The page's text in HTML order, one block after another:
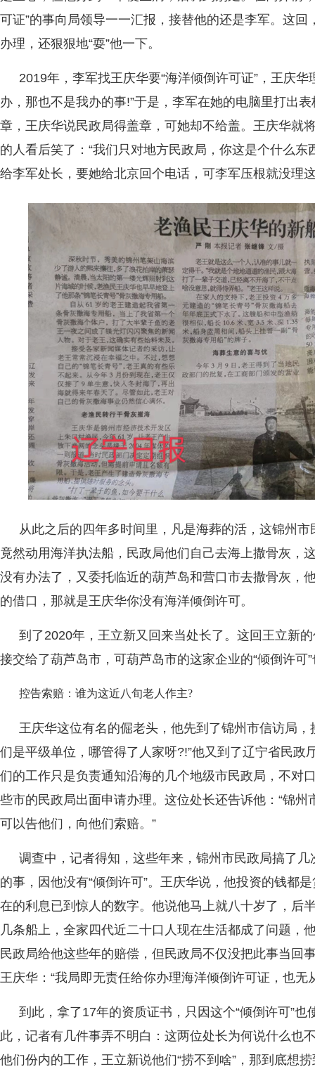
可证”的事向局领导一一汇报，接替他的还是李军。这
办理，还狠狠地“耍”他一下。
2019年，李军找王庆华要“海洋倾倒许可证”，王庆
办，那也不是我办的事!”于是，李军在她的电脑里打出
章，王庆华说民政局得盖章，可她却不给盖。王庆华就
的人看后笑了：“我们只对地方民政局，你这是个什么东
给李军处长，要她给北京回个电话，可李军压根就没理
从此之后的四年多时间里，凡是海葬的活，这锦州
竟然动用海洋执法船，民政局他们自己去海上撒骨灰，
没有办法了，又委托临近的葫芦岛和营口市去撒骨灰，
的借口，那就是王庆华你没有海洋倾倒许可。
到了2020年，王立新又回来当处长了。这回王立新
接交给了葫芦岛市，可葫芦岛市的这家企业的“倾倒许可
控告索赔：谁为这近八旬老人作主?
王庆华这位有名的倔老头，他先到了锦州市信访局，
们是平级单位，哪管得了人家呀?!”他又到了辽宁省民政
们的工作只是负责通知沿海的几个地级市民政局，不对
些市的民政局出面申请办理。这位处长还告诉他：“锦州
可以告他们，向他们索赔。”
调查中，记者得知，这些年来，锦州市民政局搞了
的事，因他没有“倾倒许可”。王庆华说，他投资的钱都
在的利息已到惊人的数字。他说他马上就八十岁了，后
几条船上，全家四代近二十口人现在生活都成了问题，
民政局给他这些年的赔偿，但民政局不仅没把此事当回
王庆华：“我局即无责任给你办理海洋倾倒许可证，也无
到此，拿了17年的资质证书，只因这个“倾倒许可”
此，记者有几件事弄不明白：这两位处长为何说什么也
他们份内的工作，王立新说他们“捞不到啥”，那到底想